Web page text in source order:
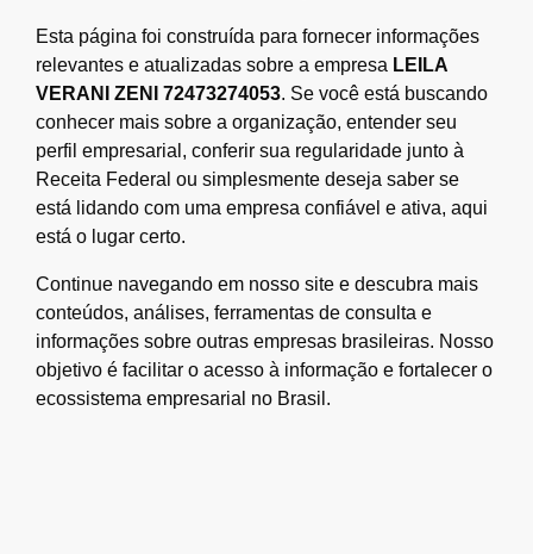
Esta página foi construída para fornecer informações
relevantes e atualizadas sobre a empresa LEILA
VERANI ZENI 72473274053. Se você está buscando
conhecer mais sobre a organização, entender seu
perfil empresarial, conferir sua regularidade junto à
Receita Federal ou simplesmente deseja saber se
está lidando com uma empresa confiável e ativa, aqui
está o lugar certo.
Continue navegando em nosso site e descubra mais
conteúdos, análises, ferramentas de consulta e
informações sobre outras empresas brasileiras. Nosso
objetivo é facilitar o acesso à informação e fortalecer o
ecossistema empresarial no Brasil.